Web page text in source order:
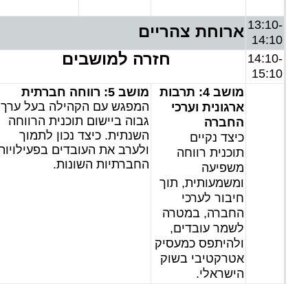
13:10-
14:10
ארוחת צהריים
14:10-
15:10
חזרה למושבים
מושב 4: תרבות
ארגונית וערכי
החברה
כיצד נקיים
תוכנית רווחה
משפיעה
ומשמעותית, תוך
חיבור לערכי
החברה, במטרה
לשמר עובדים,
ולהיתפס כמעסיק
אטרקטיבי בשוק
הישראלי.
מושב 5:
רווחה חברתית
המפגש עם הקהילה בעל ערך
גבוה ביישום תוכנית הרווחה
השנתית. כיצד נכון לתמוך
ולערב את העובדים
החברתיות השונות.